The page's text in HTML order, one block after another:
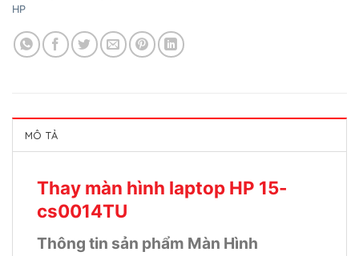
HP
MÔ TẢ
Thay màn hình laptop HP 15-
cs0014TU
Thông tin sản phẩm Màn Hình